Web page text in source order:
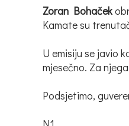
Zoran Bohaček
Kamate su
U emisiju se javio
mjesečno. Za
Podsjetimo,